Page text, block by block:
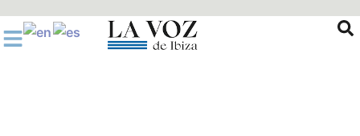
al
contenido